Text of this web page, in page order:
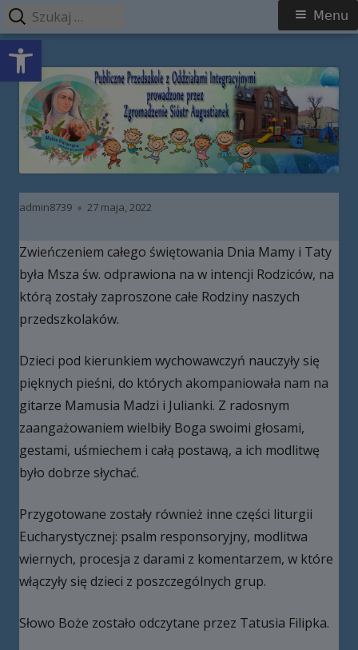
Open toolbar
Przeskocz
treści
Publiczne Przedszkole z Oddziałami
Integracyjnymi prowadzone przez
Zgromadzenie Sióstr Augustianek
Menu
główne
Menu
Autor
admin8739 Opublikowano
27 maja, 2022
Zwieńczeniem całego świętowania Dnia Mamy i Taty
była Msza św. odprawiona na w intencji Rodziców, na
którą zostały zaproszone całe Rodziny naszych
przedszkolaków.
Dzieci pod kierunkiem wychowawczyń nauczyły się
pięknych pieśni, do których akompaniowała nam na
gitarze Mamusia Madzi i Julianki. Z radosnym
zaangażowaniem wielbiły Boga swoimi głosami,
gestami, uśmiechem i całą postawą, a ich modlitwę
było dobrze słychać.
Przygotowane zostały również inne części liturgii
Eucharystycznej: psalm responsoryjny, modlitwa
wiernych, procesja z darami z komentarzem, w które
włączyły się dzieci z poszczególnych grup.
Słowo Boże zostało odczytane przez Tatusia Filipka.